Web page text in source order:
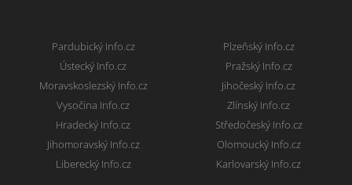
Pardubický Info.cz
Ústecký Info.cz
Moravskoslezský Info.cz
Vysočina Info.cz
Hradecký Info.cz
Jihomoravský Info.cz
Liberecký Info.cz
Plzeňský Info.cz
Pražský Info.cz
Jihočeský Info.cz
Zlínský Info.cz
Středočeský Info.cz
Olomoucký Info.cz
Karlovarský Info.cz